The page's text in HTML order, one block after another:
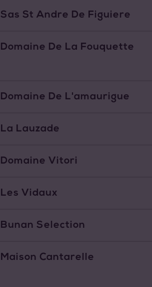
Sas St Andre De Figuiere
Domaine De La Fouquette
Domaine De L'amaurigue
La Lauzade
Domaine Vitori
Les Vidaux
Bunan Selection
Maison Cantarelle